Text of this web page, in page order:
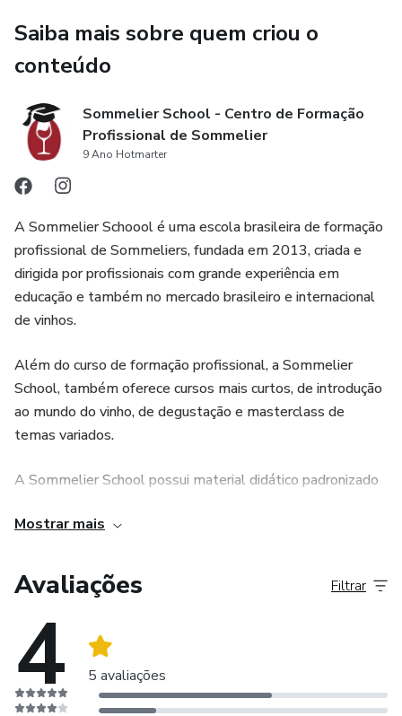
Saiba mais sobre quem criou o
conteúdo
Sommelier School - Centro de Formação
Profissional de Sommelier
9 Ano Hotmarter
A Sommelier Schoool é uma escola brasileira de formação
profissional de Sommeliers, fundada em 2013, criada e
dirigida por profissionais com grande experiência em
educação e também no mercado brasileiro e internacional
de vinhos.
Além do curso de formação profissional, a Sommelier
School, também oferece cursos mais curtos, de introdução
ao mundo do vinho, de degustação e masterclass de
temas variados.
A Sommelier School possui material didático padronizado
mudanças do mercado internacional de vinhos, utilizando
pelos governos, tais como, o francês INAO
www.inao.gouv.fr (Institut National de 'Origine et de la
Qualité) e o O.I.V. www.oiv.int (International Organisation
of Vine and Wine).
Mostrar mais
Avaliações
4 5 avaliações
Filtrar